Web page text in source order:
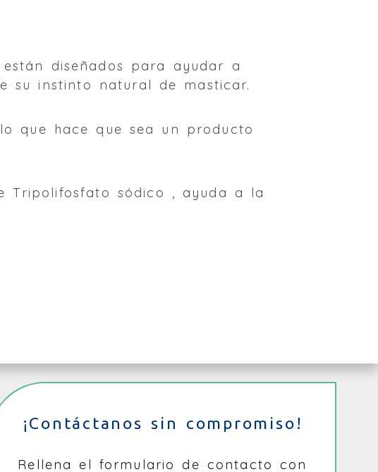
diseñados para ayudar a
su instinto natural de masticar.
que hace que sea un producto
Tripolifosfato sódico , ayuda a la
¡Contáctanos sin compromiso!
Rellena el formulario de contacto con